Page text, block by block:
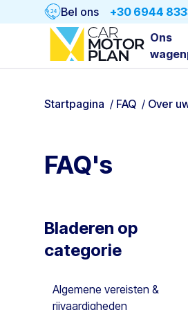
Bel ons +30 6944
Ons
Startpagina / FAQ / Over
FAQ's
Bladeren op
categorie
Algemene vereisten &
rijvaardigheden